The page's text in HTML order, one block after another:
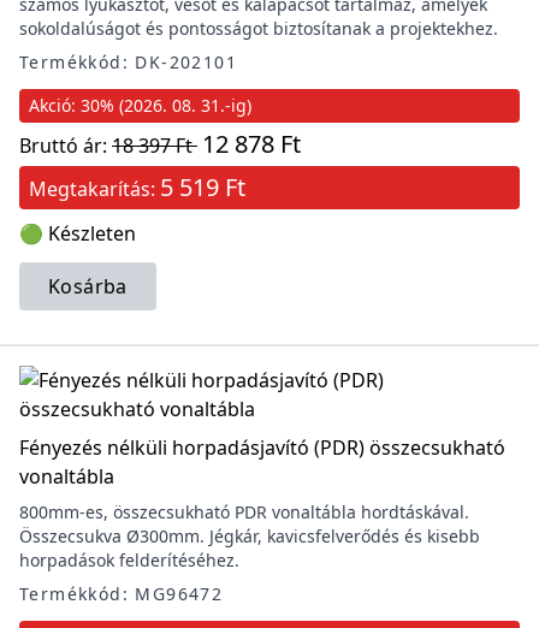
sokoldalúságot és pontosságot biztosítanak a projektekhez.
Termékkód: DK-202101
Akció: 30% (2026. 08. 31.-ig)
Bruttó ár: 18 397 Ft 12 878 Ft
Megtakarítás: 5 519 Ft
🟢 Készleten
Kosárba
Fényezés nélküli horpadásjavító (PDR) összecsukható
vonaltábla
800mm-es, összecsukható PDR vonaltábla hordtáskával.
Összecsukva Ø300mm. Jégkár, kavicsfelverődés és kisebb
horpadások felderítéséhez.
Termékkód: MG96472